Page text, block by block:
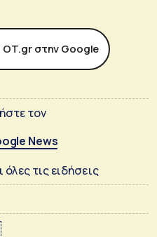
στην Google
τον
News
τις ειδήσεις